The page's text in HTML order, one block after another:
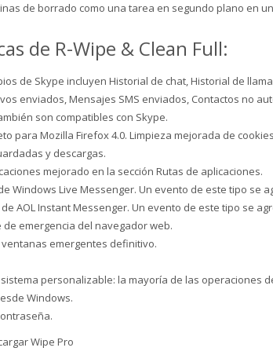
de borrado como una tarea en segundo plano en
de R-Wipe & Clean Full:
de Skype incluyen Historial de chat, Historial de
enviados, Mensajes SMS enviados, Contactos no
son compatibles con Skype.
para Mozilla Firefox 4.0. Limpieza mejorada de
y descargas.
mejorado en la sección Rutas de aplicaciones.
Windows Live Messenger. Un evento de este tipo se
AOL Instant Messenger. Un evento de este tipo se
de emergencia del navegador web.
emergentes definitivo.
personalizable: la mayoría de las operaciones
Windows.
Wipe Pro